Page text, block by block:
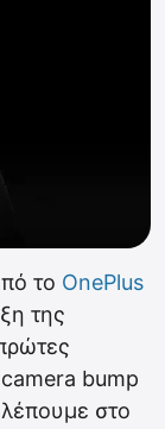
το OnePlus
της
camera bump
στο